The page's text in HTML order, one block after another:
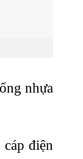
nhựa
điện